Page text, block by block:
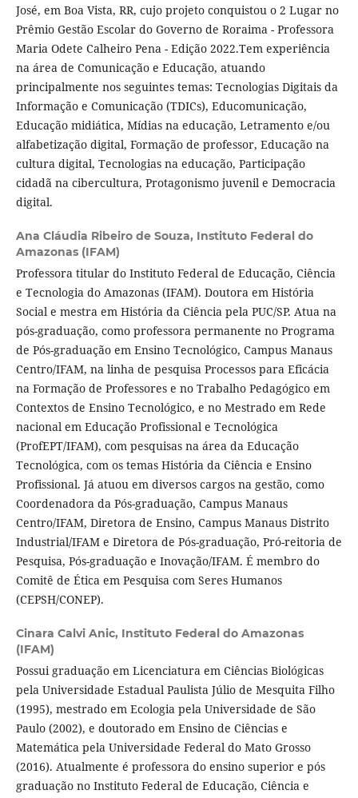
José, em Boa Vista, RR, cujo projeto conquistou o 2 Lugar no
Prêmio Gestão Escolar do Governo de Roraima - Professora
Maria Odete Calheiro Pena - Edição 2022.Tem experiência
na área de Comunicação e Educação, atuando
principalmente nos seguintes temas: Tecnologias Digitais da
Informação e Comunicação (TDICs), Educomunicação,
Educação midiática, Mídias na educação, Letramento e/ou
alfabetização digital, Formação de professor, Educação na
cultura digital, Tecnologias na educação, Participação
cidadã na cibercultura, Protagonismo juvenil e Democracia
digital.
Ana Cláudia Ribeiro de Souza, Instituto Federal do
Amazonas (IFAM)
Professora titular do Instituto Federal de Educação, Ciência
e Tecnologia do Amazonas (IFAM). Doutora em História
Social e mestra em História da Ciência pela PUC/SP. Atua na
pós-graduação, como professora permanente no Programa
de Pós-graduação em Ensino Tecnológico, Campus Manaus
Centro/IFAM, na linha de pesquisa Processos para Eficácia
na Formação de Professores e no Trabalho Pedagógico em
Contextos de Ensino Tecnológico, e no Mestrado em Rede
nacional em Educação Profissional e Tecnológica
(ProfEPT/IFAM), com pesquisas na área da Educação
Tecnológica, com os temas História da Ciência e Ensino
Profissional. Já atuou em diversos cargos na gestão, como
Coordenadora da Pós-graduação, Campus Manaus
Centro/IFAM, Diretora de Ensino, Campus Manaus Distrito
Industrial/IFAM e Diretora de Pós-graduação, Pró-reitoria de
Pesquisa, Pós-graduação e Inovação/IFAM. É membro do
Comitê de Ética em Pesquisa com Seres Humanos
(CEPSH/CONEP).
Cinara Calvi Anic, Instituto Federal do Amazonas
(IFAM)
Possui graduação em Licenciatura em Ciências Biológicas
pela Universidade Estadual Paulista Júlio de Mesquita Filho
(1995), mestrado em Ecologia pela Universidade de São
Paulo (2002), e doutorado em Ensino de Ciências e
Matemática pela Universidade Federal do Mato Grosso
(2016). Atualmente é professora do ensino superior e pós
graduação no Instituto Federal de Educação, Ciência e